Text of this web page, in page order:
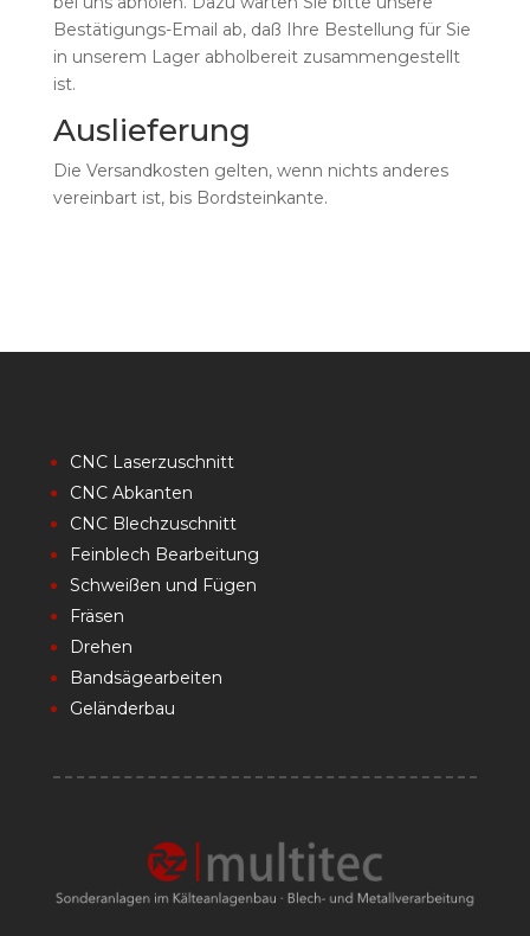
Bestätigungs-Email ab, daß Ihre Bestellung für Sie
in unserem Lager abholbereit zusammengestellt
ist.
Auslieferung
Die Versandkosten gelten, wenn nichts anderes
vereinbart ist, bis Bordsteinkante.
CNC Laserzuschnitt
CNC Abkanten
CNC Blechzuschnitt
Feinblech Bearbeitung
Schweißen und Fügen
Fräsen
Drehen
Bandsägearbeiten
Geländerbau